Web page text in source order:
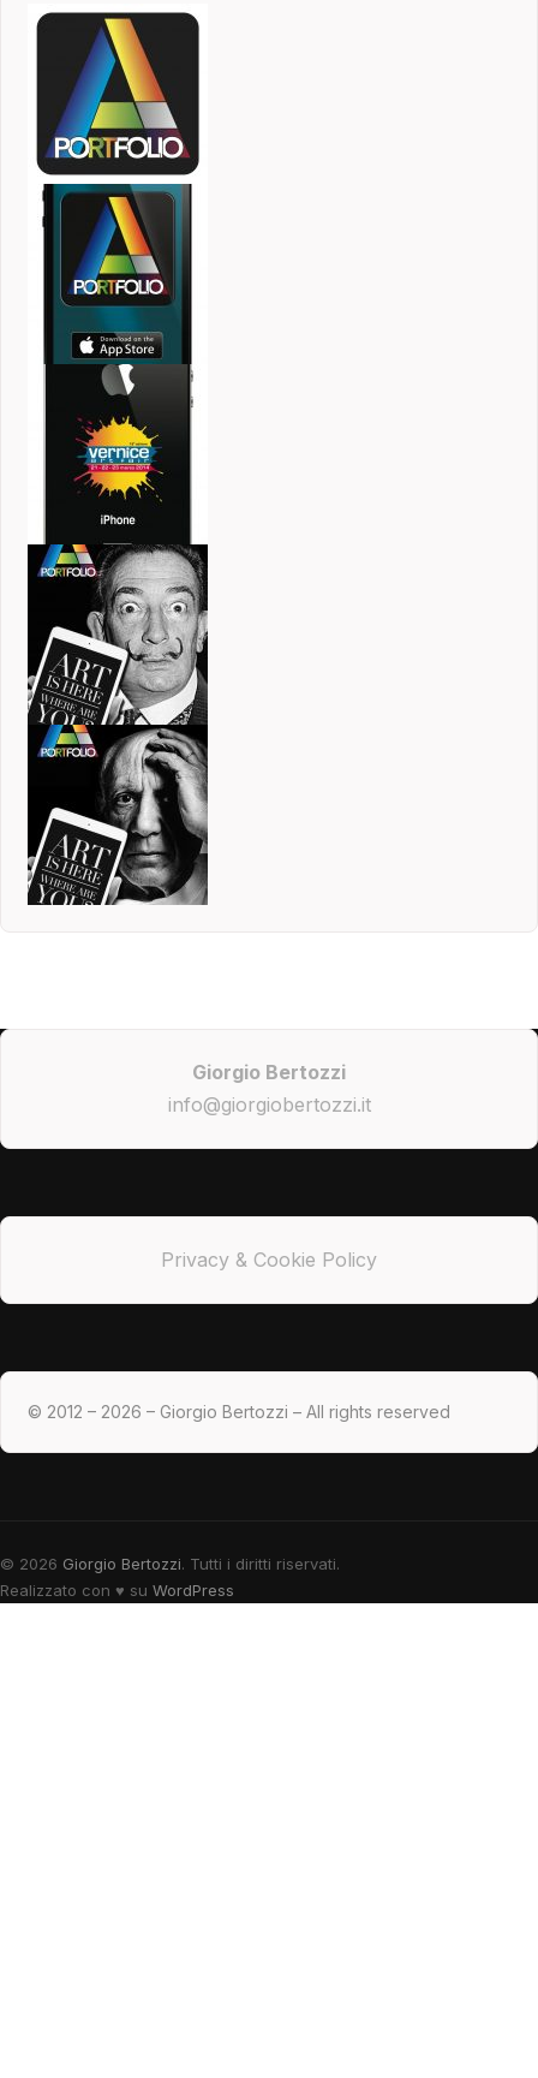
Giorgio Bertozzi
info@giorgiobertozzi.it
Privacy & Cookie Policy
© 2012 – 2026 – Giorgio Bertozzi – All rights reserved
© 2026 Giorgio Bertozzi. Tutti i diritti riservati.
Realizzato con ♥ su WordPress